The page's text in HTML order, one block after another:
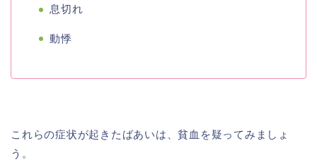
息切れ
動悸
これらの症状が起きたばあいは、貧血を疑ってみましょ
う。